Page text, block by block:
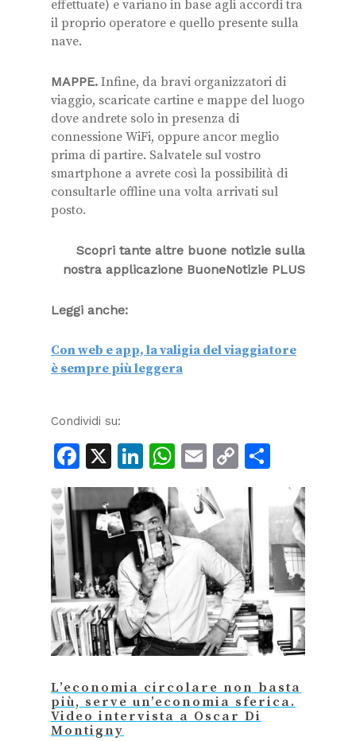
effettuate) e variano in base agli accordi tra
il proprio operatore e quello presente sulla
nave.
MAPPE. Infine, da bravi organizzatori di
viaggio, scaricate cartine e mappe del luogo
dove andrete solo in presenza di
connessione WiFi, oppure ancor meglio
prima di partire. Salvatele sul vostro
smartphone a avrete così la possibilità di
consultarle offline una volta arrivati sul
posto.
Scopri tante altre buone notizie sulla
nostra applicazione BuoneNotizie PLUS
Leggi anche:
Con web e app, la valigia del viaggiatore
è sempre più leggera
Condividi su:
Facebook
X LinkedIn
WhatsApp
Email
Copy
Link
L’economia circolare non basta
più, serve un’economia sferica.
Video intervista a Oscar Di
Montigny